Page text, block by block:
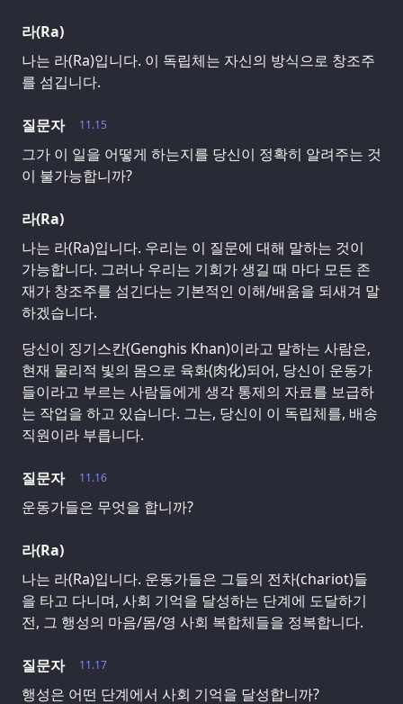
라(Ra)
나는 라(Ra)입니다. 이 독립체는 자신의 방식으로 창조주
를 섬깁니다.
11.15
질문자
그가 이 일을 어떻게 하는지를 당신이 정확히 알려주는 것
이 불가능합니까?
라(Ra)
나는 라(Ra)입니다. 우리는 이 질문에 대해 말하는 것이
가능합니다. 그러나 우리는 기회가 생길 때 마다 모든 존
재가 창조주를 섬긴다는 기본적인 이해/배움을 되새겨 말
하겠습니다.
당신이 징기스칸(Genghis Khan)이라고 말하는 사람은,
현재 물리적 빛의 몸으로 육화(肉化)되어, 당신이 운동가
들이라고 부르는 사람들에게 생각 통제의 자료를 보급하
는 작업을 하고 있습니다. 그는, 당신이 이 독립체를, 배송
직원이라 부릅니다.
11.16
질문자
운동가들은 무엇을 합니까?
라(Ra)
나는 라(Ra)입니다. 운동가들은 그들의 전차(chariot)들
을 타고 다니며, 사회 기억을 달성하는 단계에 도달하기
전, 그 행성의 마음/몸/영 사회 복합체들을 정복합니다.
11.17
질문자
행성은 어떤 단계에서 사회 기억을 달성합니까?